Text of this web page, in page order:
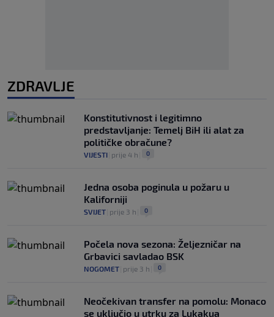
ZDRAVLJE
Konstitutivnost i legitimno
predstavljanje: Temelj BiH ili alat za
političke obračune?
VIJESTI prije 4 h 0
Jedna osoba poginula u požaru u
Kaliforniji
SVIJET prije 3 h 0
Počela nova sezona: Željezničar na
Grbavici savladao BSK
NOGOMET prije 3 h 0
Neočekivan transfer na pomolu: Monaco
se uključio u utrku za Lukakua